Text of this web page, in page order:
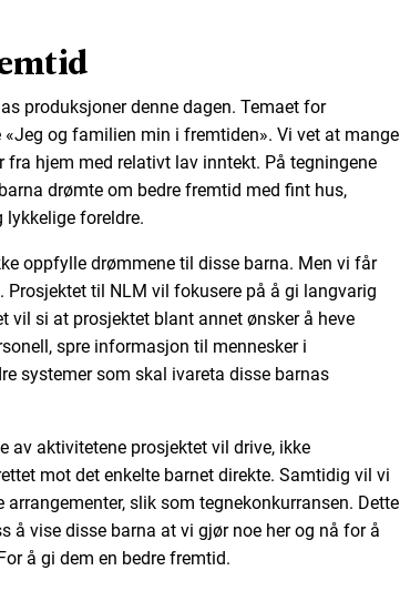
produksjoner denne dagen. Temaet for
og familien min i fremtiden». Vi vet at mange
fra hjem med relativt lav inntekt. På tegningene
drømte om bedre fremtid med fint hus,
foreldre.
oppfylle drømmene til disse barna. Men vi får
Prosjektet til NLM vil fokusere på å gi langvarig
vil si at prosjektet blant annet ønsker å heve
spre informasjon til mennesker i
systemer som skal ivareta disse barnas
av aktivitetene prosjektet vil drive, ikke
mot det enkelte barnet direkte. Samtidig vil vi
slik som tegnekonkurransen. Dette
å vise disse barna at vi gjør noe her og nå for å
å gi dem en bedre fremtid.